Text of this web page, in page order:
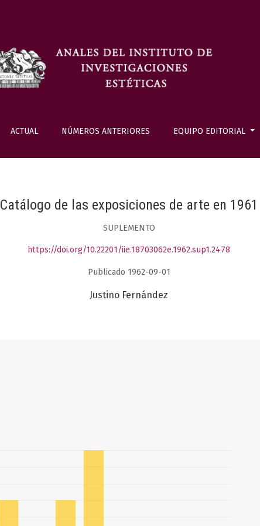
ACTUAL NÚMEROS ANTERIORES EQUIPO EDITORIAL
Catálogo de las exposiciones de arte en 1961
SUPLEMENTO
https://doi.org/10.22201/iie.18703062e.1962.sup1.2478
Publicado 1962-09-01
Justino Fernández